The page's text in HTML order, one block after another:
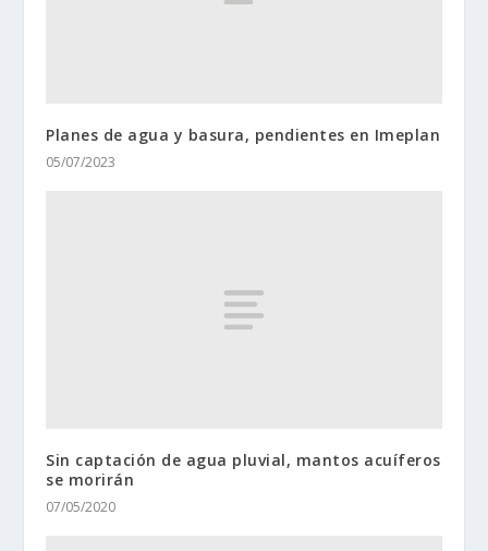
Planes de agua y basura, pendientes en Imeplan
05/07/2023
Sin captación de agua pluvial, mantos acuíferos
se morirán
07/05/2020